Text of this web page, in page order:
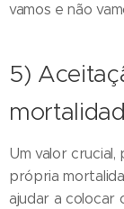
vamos e não
5)
Um valor
própria
ajudar a colocar